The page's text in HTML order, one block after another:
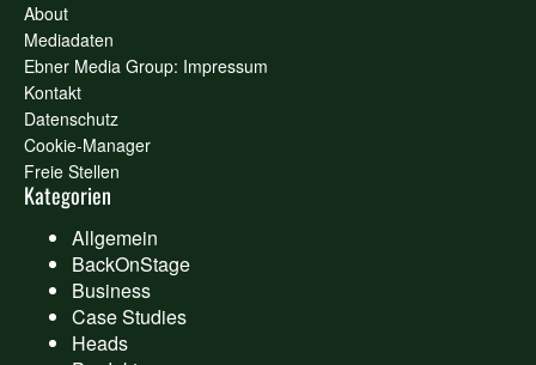
About
Mediadaten
Ebner Media Group: Impressum
Kontakt
Datenschutz
Cookie-Manager
Freie Stellen
Kategorien
Allgemein
BackOnStage
Business
Case Studies
Heads